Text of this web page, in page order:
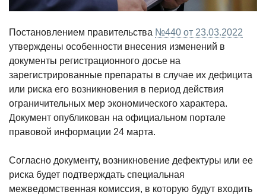
Постановлением правительства №440 от 23.03.2022
утверждены особенности внесения изменений в
документы регистрационного досье на
зарегистрированные препараты в случае их дефицита
или риска его возникновения в период действия
ограничительных мер экономического характера.
Документ опубликован на официальном портале
правовой информации 24 марта.
Согласно документу, возникновение дефектуры или ее
риска будет подтверждать специальная
межведомственная комиссия, в которую будут входить